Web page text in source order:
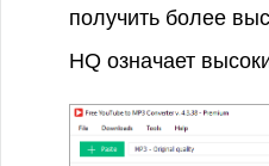
получить более
HQ означает